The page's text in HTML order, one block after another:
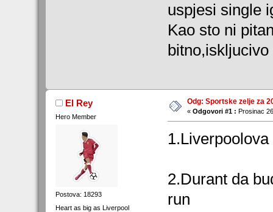
uspjesi single
Kao sto ni
El Rey
Hero Member
Postova: 18293
Heart as big as Liverpool
Odg: Sportske zelje za
« Odgovori #1 : Prosinac
1.Liverpoolova
2.Durant da
run